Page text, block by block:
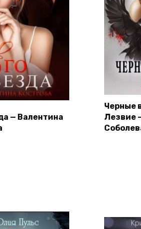
— Валентина
Черные
Лезвие